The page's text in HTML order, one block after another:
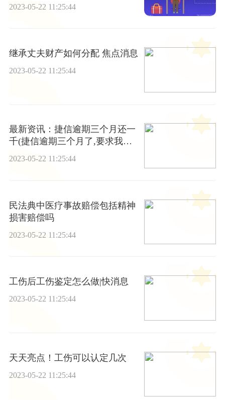
2023-05-22 11:25:44
继承丈夫财产如何分配 焦点消息
2023-05-22 11:25:44
最新资讯：捷信逾期三个月还一
千(捷信逾期三个月了,要求我一
次性还清)
2023-05-22 11:25:44
民法典中医疗事故赔偿包括精神
损害赔偿吗
2023-05-22 11:25:44
工伤后工伤鉴定怎么做|快消息
2023-05-22 11:25:44
天天亮点！工伤可以认定几次
2023-05-22 11:25:44